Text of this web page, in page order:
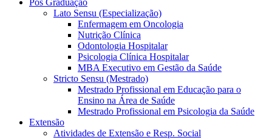
Pós Graduação
Lato Sensu (Especialização)
Enfermagem em Oncologia
Nutrição Clínica
Odontologia Hospitalar
Psicologia Clínica Hospitalar
MBA Executivo em Gestão da Saúde
Stricto Sensu (Mestrado)
Mestrado Profissional em Educação para o
Ensino na Área de Saúde
Mestrado Profissional em Psicologia da Saúde
Extensão
Atividades de Extensão e Resp. Social